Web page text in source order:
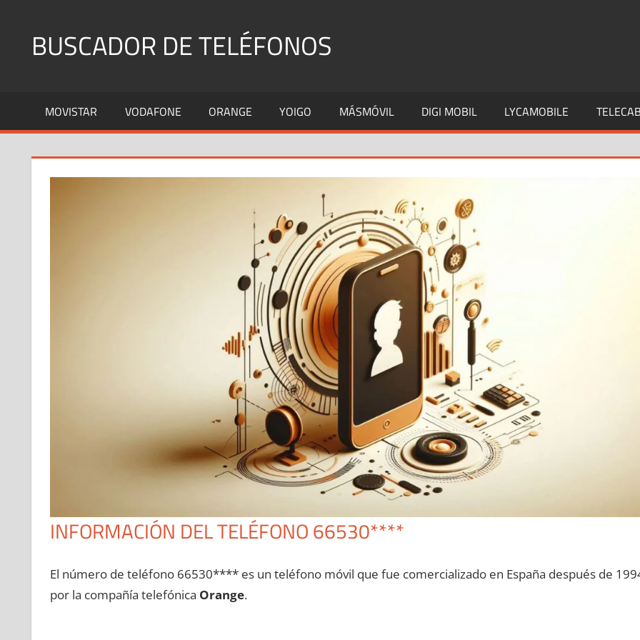
contenidoBUSCADOR DE TELÉFONOS
Fijos
y
MOVISTAR VODAFONE ORANGE YOIGO MÁSMÓVIL DIGI MOBIL LYCAMOBILE
INFORMACIÓN DEL TELÉFONO 66530****
El número dе teléfono 66530**** es un teléfono móvil quе fue comercializado en España después dе
pοr la compañía telefónica Orange.